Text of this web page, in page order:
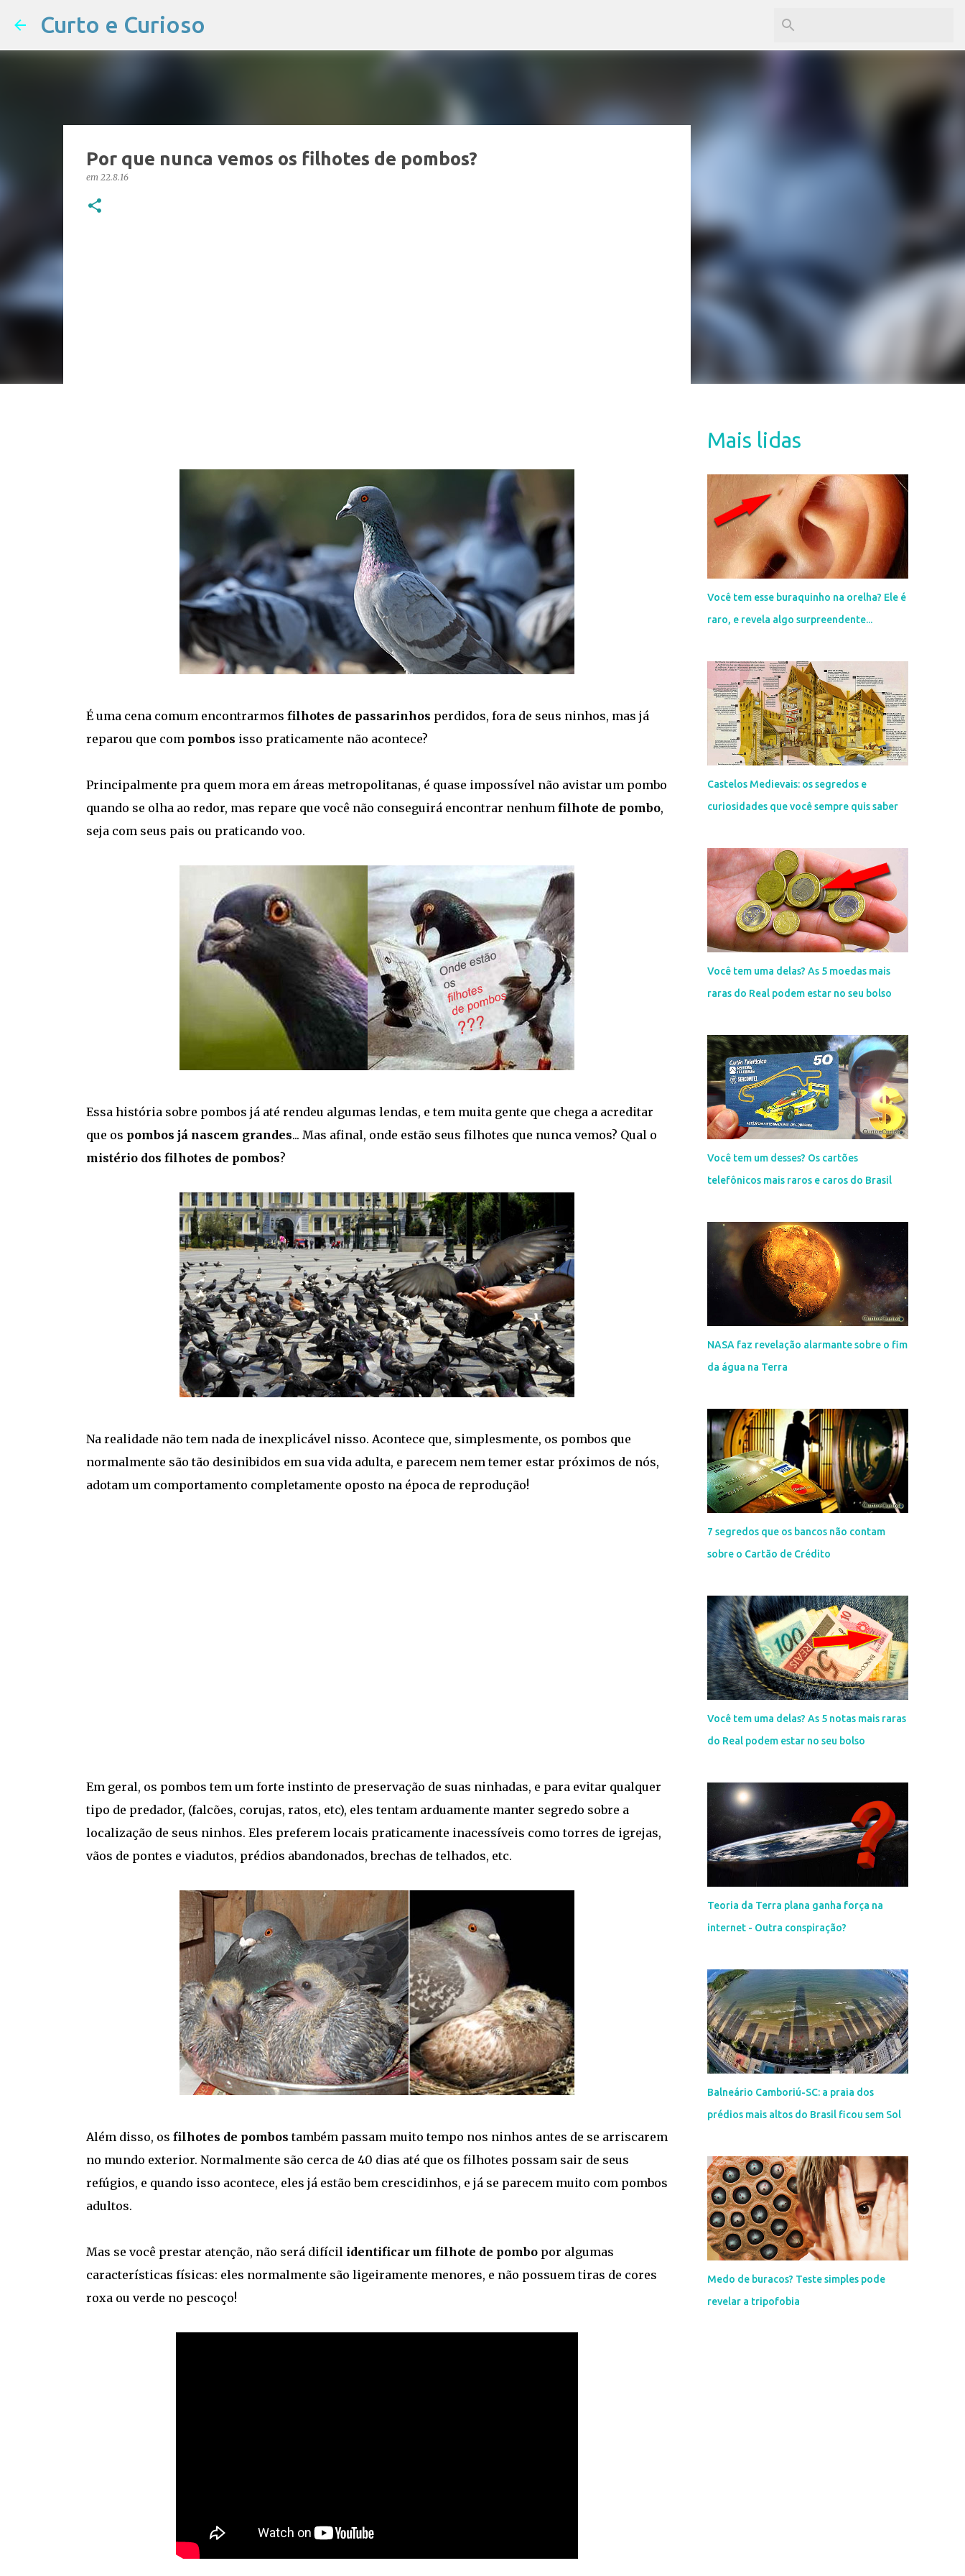
Curto e Curioso
Por que nunca vemos os filhotes de pombos?
em 22.8.16
É uma cena comum encontrarmos filhotes de passarinhos perdidos, fora de seus ninhos, mas já
reparou que com pombos isso praticamente não acontece?
Principalmente pra quem mora em áreas metropolitanas, é quase impossível não avistar um pombo
quando se olha ao redor, mas repare que você não conseguirá encontrar nenhum filhote de pombo,
seja com seus pais ou praticando voo.
Essa história sobre pombos já até rendeu algumas lendas, e tem muita gente que chega a acreditar
que os pombos já nascem grandes... Mas afinal, onde estão seus filhotes que nunca vemos? Qual o
mistério dos filhotes de pombos?
Na realidade não tem nada de inexplicável nisso. Acontece que, simplesmente, os pombos que
normalmente são tão desinibidos em sua vida adulta, e parecem nem temer estar próximos de nós,
adotam um comportamento completamente oposto na época de reprodução!
Em geral, os pombos tem um forte instinto de preservação de suas ninhadas, e para evitar qualquer
tipo de predador, (falcões, corujas, ratos, etc), eles tentam arduamente manter segredo sobre a
localização de seus ninhos. Eles preferem locais praticamente inacessíveis como torres de igrejas,
vãos de pontes e viadutos, prédios abandonados, brechas de telhados, etc.
Além disso, os filhotes de pombos também passam muito tempo nos ninhos antes de se arriscarem
no mundo exterior. Normalmente são cerca de 40 dias até que os filhotes possam sair de seus
refúgios, e quando isso acontece, eles já estão bem crescidinhos, e já se parecem muito com pombos
adultos.
Mas se você prestar atenção, não será difícil identificar um filhote de pombopor algumas
características físicas: eles normalmente são ligeiramente menores, e não possuem tiras de cores
roxa ou verde no pescoço!
Mais lidas
Você tem esse buraquinho na orelha? Ele é
raro, e revela algo surpreendente...
Castelos Medievais: os segredos e
curiosidades que você sempre quis saber
Você tem uma delas? As 5 moedas mais
raras do Real podem estar no seu bolso
Você tem um desses? Os cartões
telefônicos mais raros e caros do Brasil
NASA faz revelação alarmante sobre o fim
da água na Terra
7 segredos que os bancos não contam
sobre o Cartão de Crédito
Você tem uma delas? As 5 notas mais raras
do Real podem estar no seu bolso
Teoria da Terra plana ganha força na
internet - Outra conspiração?
Balneário Camboriú-SC: a praia dos
prédios mais altos do Brasil ficou sem Sol
Medo de buracos? Teste simples pode
revelar a tripofobia